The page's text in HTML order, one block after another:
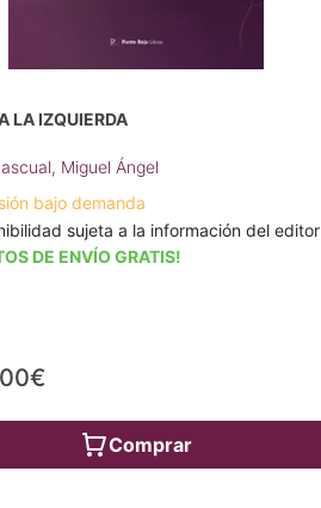
LA IZQUIERDA
Miguel Ángel
bajo demanda
sujeta a la información del editor
DE ENVÍO GRATIS!
Comprar